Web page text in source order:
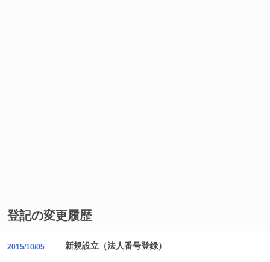
登記の変更履歴
2015/10/05 新規設立（法人番号登録）